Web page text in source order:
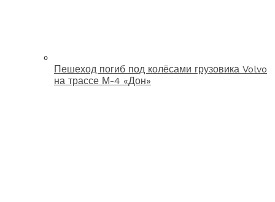
Пешеход погиб под колёсами грузовика Volvo
на трассе М-4 «Дон»